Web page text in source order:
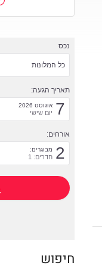
נכס
כל המלונות
תאריך הגעה:
7 אוגוסט 2026
יום שישי
אורחים:
2 מבוגרים:
חדרים: 1
חיפוש